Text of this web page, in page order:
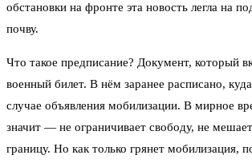
обстановки на фронте эта новость легла на
почву.
Что такое предписание? Документ, который
военный билет. В нём заранее расписано, куда
случае объявления мобилизации. В мирное
значит — не ограничивает свободу, не
границу. Но как только грянет мобилизация,